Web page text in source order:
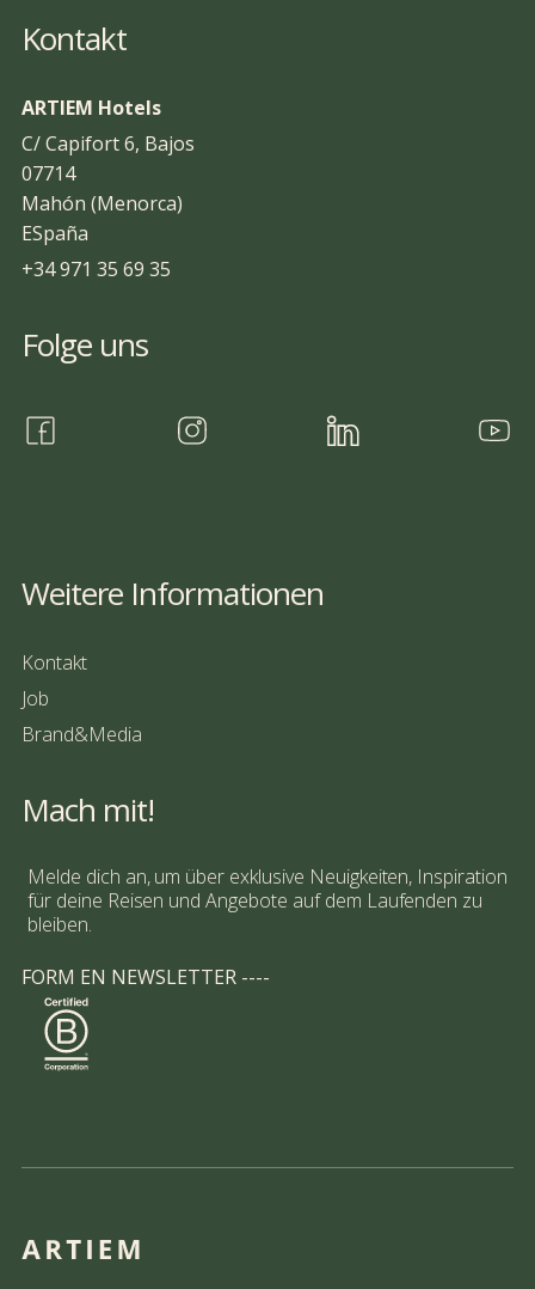
Kontakt
ARTIEM Hotels
C/ Capifort 6, Bajos
07714
Mahón (Menorca)
ESpaña
+34 971 35 69 35
Folge uns
Weitere Informationen
Kontakt
Job
Brand&Media
Mach mit!
Melde dich an, um über exklusive Neuigkeiten, Inspiration
für deine Reisen und Angebote auf dem Laufenden zu
bleiben.
FORM EN NEWSLETTER ----